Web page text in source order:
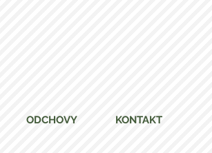
ODCHOVY KONTAKT